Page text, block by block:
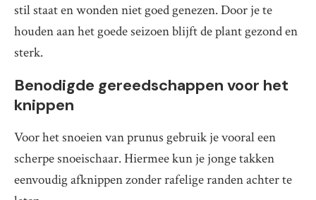
stil staat en wonden niet goed genezen. Door je te
houden aan het goede seizoen blijft de plant gezond en
sterk.
Benodigde gereedschappen voor het
knippen
Voor het snoeien van prunus gebruik je vooral een
scherpe snoeischaar. Hiermee kun je jonge takken
eenvoudig afknippen zonder rafelige randen achter te